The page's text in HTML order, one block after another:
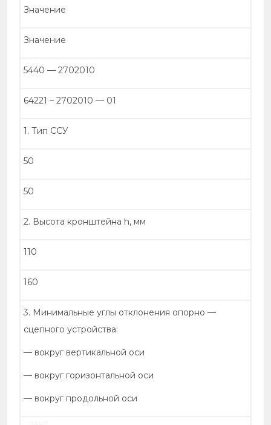
Значение
Значение
5440 — 2702010
64221 – 2702010 — 01
1. Тип ССУ
50
50
2. Высота кронштейна h, мм
110
160
3. Минимальные углы отклонения опорно —
сцепного устройства:
— вокруг вертикальной оси
— вокруг горизонтальной оси
— вокруг продольной оси